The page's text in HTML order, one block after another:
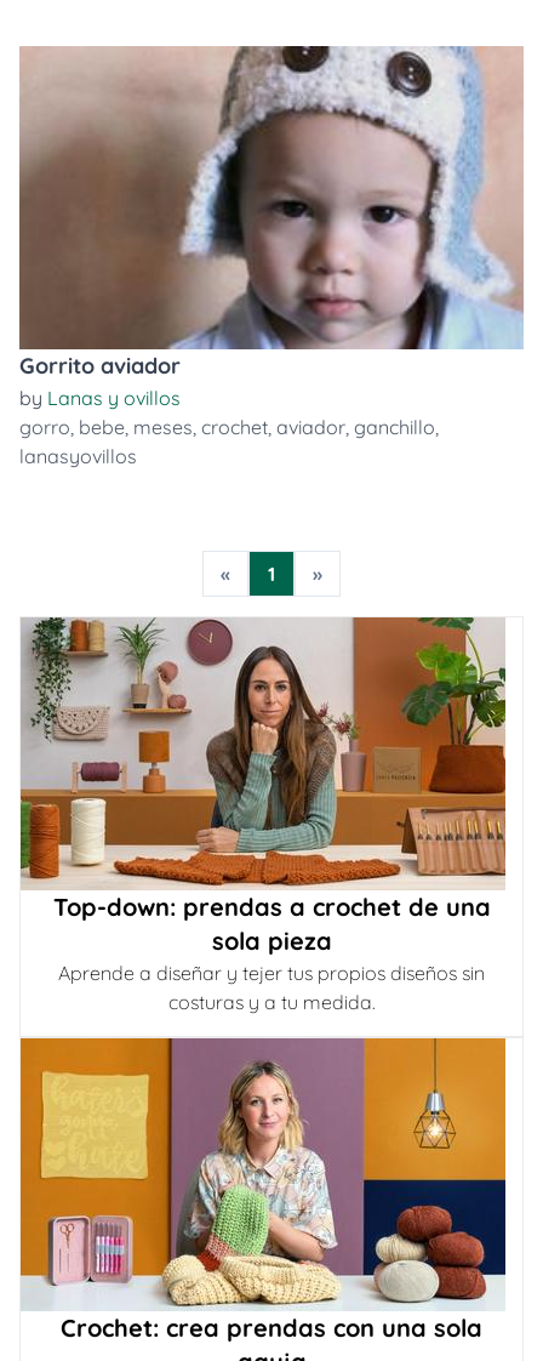
Gorrito aviador
by Lanas y ovillos
gorro, bebe, meses, crochet, aviador, ganchillo,
lanasyovillos
« 1 »
Top-down: prendas a crochet de una
sola pieza
Aprende a diseñar y tejer tus propios diseños sin
costuras y a tu medida.
Crochet: crea prendas con una sola